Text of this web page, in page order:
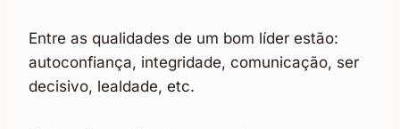
Entre as qualidades de um bom líder estão:
autoconfiança, integridade, comunicação, ser
decisivo, lealdade, etc.